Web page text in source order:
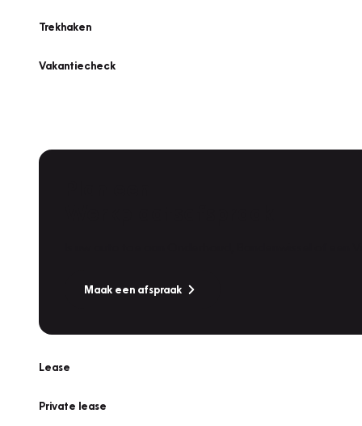
Trekhaken
Vakantiecheck
Maak een afspraak
Lease
Private lease